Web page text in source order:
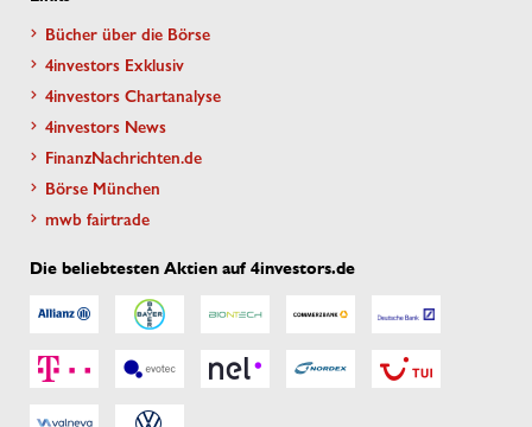
Bücher über die Börse
4investors Exklusiv
4investors Chartanalyse
4investors News
FinanzNachrichten.de
Börse München
mwb fairtrade
Die beliebtesten Aktien auf 4investors.de